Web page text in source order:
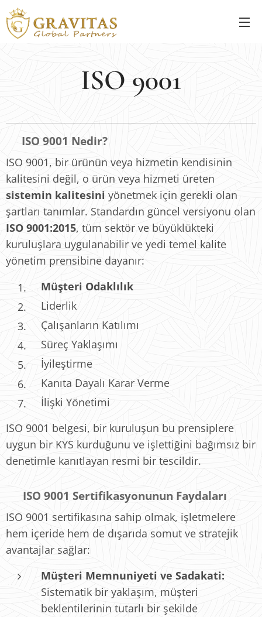
ISO 9001
ISO 9001 Nedir?
ISO 9001, bir ürünün veya hizmetin kendisinin
kalitesini değil, o ürün veya hizmeti üreten
sistemin kalitesini yönetmek için gerekli olan
şartları tanımlar. Standardın güncel versiyonu olan
ISO 9001:2015, tüm sektör ve büyüklükteki
kuruluşlara uygulanabilir ve yedi temel kalite
yönetim prensibine dayanır:
Müşteri Odaklılık
Liderlik
Çalışanların Katılımı
Süreç Yaklaşımı
İyileştirme
Kanıta Dayalı Karar Verme
İlişki Yönetimi
ISO 9001 belgesi, bir kuruluşun bu prensiplere
uygun bir KYS kurduğunu ve işlettiğini bağımsız bir
denetimle kanıtlayan resmi bir tescildir.
🎯 ISO 9001 Sertifikasyonunun Faydaları
ISO 9001 sertifikasına sahip olmak, işletmelere
hem içeride hem de dışarıda somut ve stratejik
avantajlar sağlar:
Müşteri Memnuniyeti ve Sadakati:
Sistematik bir yaklaşım, müşteri
beklentilerinin tutarlı bir şekilde